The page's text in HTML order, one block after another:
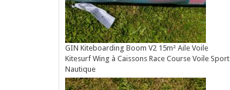
GIN Kiteboarding Boom V2 15m² Aile Voile
Kitesurf Wing à Caissons Race Course Voile Sport
Nautique